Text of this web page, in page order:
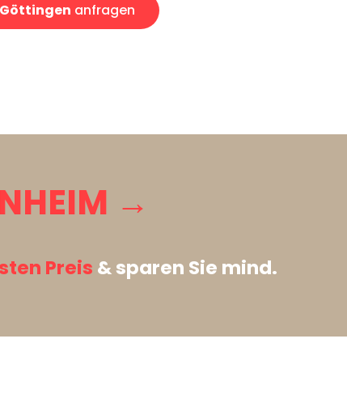
anfragen
→
Preis & sparen Sie mind.